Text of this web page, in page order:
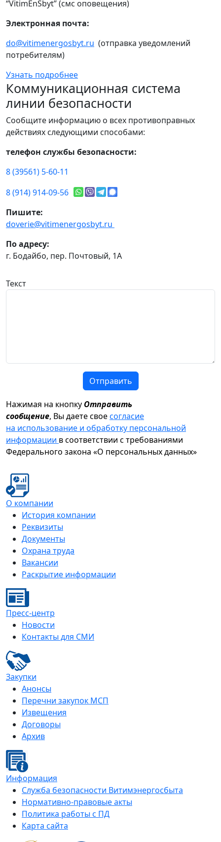
“VitimEnSbyt” (смс оповещения)
Электронная почта:
do@vitimenergosbyt.ru (отправка уведомлений
потребителям)
Узнать подробнее
Коммуникационная система
линии безопасности
Сообщите информацию о всех противоправных
действиях следующими способами:
телефон службы безопасности:
8 (39561) 5-60-11
8 (914) 914-09-56
Пишите:
doverie@vitimenergosbyt.ru
По адресу:
г. Бодайбо, пер. Почтовый, 1А
Текст
Отправить
Нажимая на кнопку Отправить
сообщение, Вы даете своесогласие
на использование и обработку персональной
информации в соответствии с требованиями
Федерального закона «О персональных данных»
О компании
История компании
Реквизиты
Документы
Охрана труда
Вакансии
Раскрытие информации
Пресс-центр
Новости
Контакты для СМИ
Закупки
Анонсы
Перечни закупок МСП
Извещения
Договоры
Архив
Информация
Служба безопасности Витимэнергосбыта
Нормативно-правовые акты
Политика работы с ПД
Карта сайта